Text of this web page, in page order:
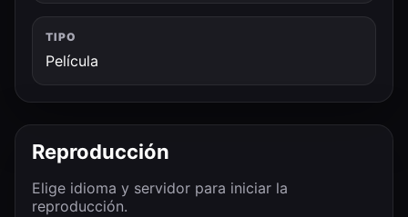
TIPO
Película
Reproducción
Elige idioma y servidor para iniciar la
reproducción.